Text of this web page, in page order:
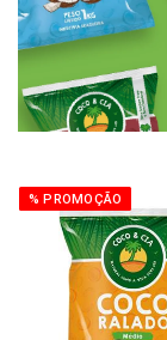
% PROMOÇÃO